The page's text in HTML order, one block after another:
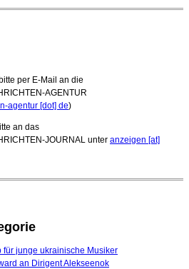
per E-Mail an die
AGENTUR
agentur [dot] de)
an das
JOURNAL unter anzeigen [at]
für junge ukrainische Musiker
an Dirigent Alekseenok